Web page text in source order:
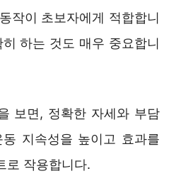
작이 초보자에게 적합합니
하는 것도 매우 중요합니
보면, 정확한 자세와 부담
지속성을 높이고 효과를
로 작용합니다.